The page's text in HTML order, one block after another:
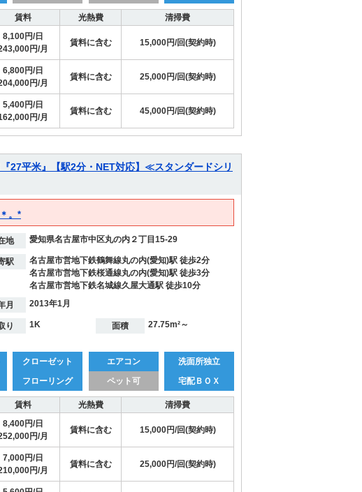
賃料 光熱費
清掃費
8,100円/日
円/月
賃料に含む 15,000円/回(契約時)
6,800円/日
円/月
賃料に含む 25,000円/回(契約時)
5,400円/日
円/月
賃料に含む 45,000円/回(契約時)
27平米』【駅2分・NET対応】≪スタンダードシリ
。*
地 愛知県名古屋市中区丸の内２丁目15-29
駅
名古屋市営地下鉄鶴舞線丸の内(愛知)駅 徒歩2分
名古屋市営地下鉄桜通線丸の内(愛知)駅 徒歩3分
名古屋市営地下鉄名城線久屋大通駅 徒歩10分
月
2013年1月
り 1K 面積 27.75m²～
クローゼット エアコン
洗面所独立
フローリング ペット可 宅配ＢＯＸ
賃料 光熱費
清掃費
8,400円/日
円/月
賃料に含む 15,000円/回(契約時)
7,000円/日
円/月
賃料に含む 25,000円/回(契約時)